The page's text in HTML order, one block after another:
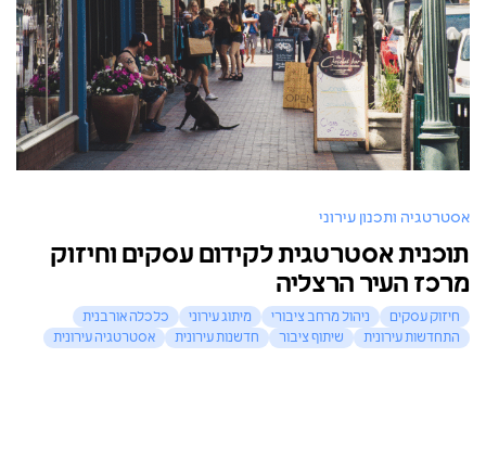
אסטרטגיה ותכנון עירוני
תוכנית אסטרטגית לקידום עסקים וחיזוק
מרכז העיר הרצליה
חיזוק עסקים ניהול מרחב ציבורי מיתוג עירוני
כלכלה אורבנית
התחדשות עירונית
שיתוף ציבור חדשנות עירונית אסטרטגיה עירונית